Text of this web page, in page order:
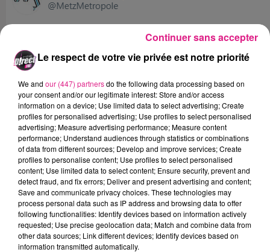
UN BUDGET DE 8,2 MILLIONS D'EUROS
La construction d'un nouvel établissement, en plus
des sept bâtiments déjà présents, nécessitera un
budget estimé à hauteur de8,2 millions d'euros. Le
CROUS Lorraine prendra en charge 5 millions d'euros,
et les 3,2 millions d'euros restants seront
équitablement répartis entre l’État, la région Grand
Le respect de votre vie privée est notre priorité
We and our (447) partnersdo the following data processing based on
your consent and/or our legitimate interest: Store and/or access
information on a device; Use limited data to select advertising; Create
profiles for personalised advertising; Use profiles to select personalised
advertising; Measure advertising performance; Measure content
performance; Understand audiences through statistics or combinations
of data from different sources; Develop and improve services; Create
profiles to personalise content; Use profiles to select personalised
content; Use limited data to select content; Ensure security, prevent and
detect fraud, and fix errors; Deliver and present advertising and content;
Save and communicate privacy choices. These technologies may
process personal data such as IP address and browsing data to offer
following functionalities: Identify devices based on information actively
requested; Use precise geolocation data; Match and combine data from
other data sources; Link different devices; Identify devices based on
information transmitted automatically.
Continuer sans accepter